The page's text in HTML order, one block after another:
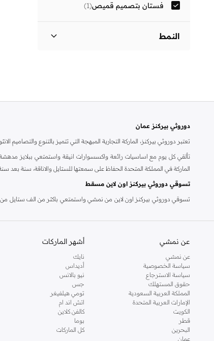
فستان بتصميم قميص(
1
)
النمط
دوروثي بيركنز عمان
تعتبر دوروثي بيركنز، الماركة التجارية المبهجة التي تتميز بالتنوع
تألقي كل يوم مع اساسيات رائعة واكسسوارات انيقة واستمتعي ببلايز
الماركة في المملكة المتحدة الحفاظ على سمعتها للستايل والاناقة، سنة
تسوقي دوروثي بيركنز اون لاين مسقط
تسوقي دوروثي بيركنز اون لاين من نمشي واستمتعي باكثر من الف ستايل من
عن نمشي
عن نمشي
سياسة الخصوصية
سياسة الاسترجاع
حقوق المستهلك
المملكة العربية السعودية
الإمارات العربية المتحدة
الكويت
قطر
البحرين
عمان
أشهر الماركات
نايك
أديداس
نيو بالانس
جس
تومي هيلفيغر
اتش اند ام
كالفن كلاين
بوما
كل الماركات